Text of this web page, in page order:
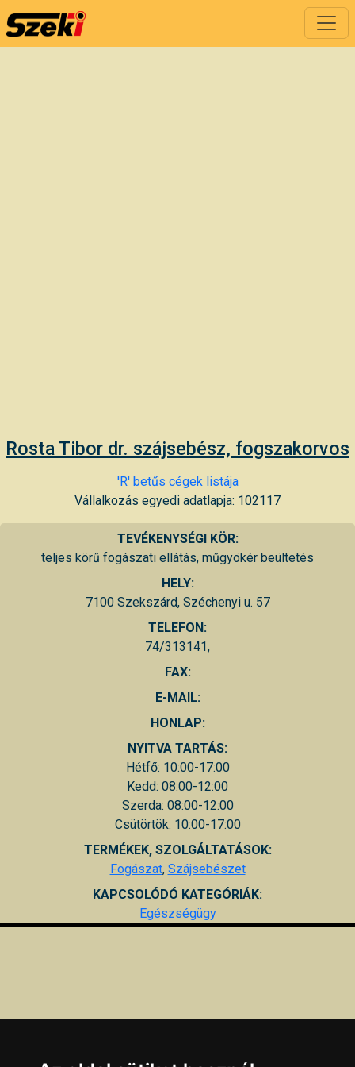
Rosta Tibor dr. szájsebész, fogszakorvos
'R' betűs cégek listája
Vállalkozás egyedi adatlapja: 102117
TEVÉKENYSÉGI KÖR:
teljes körű fogászati ellátás, műgyökér beültetés
HELY:
7100 Szekszárd, Széchenyi u. 57
TELEFON:
74/313141,
FAX:
E-MAIL:
HONLAP:
NYITVA TARTÁS:
Hétfő: 10:00-17:00
Kedd: 08:00-12:00
Szerda: 08:00-12:00
Csütörtök: 10:00-17:00
TERMÉKEK, SZOLGÁLTATÁSOK:
Fogászat, Szájsebészet
KAPCSOLÓDÓ KATEGÓRIÁK:
Egészségügy